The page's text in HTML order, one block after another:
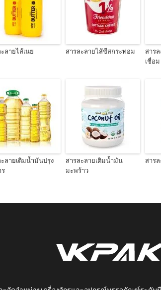
ลายไส้เนย สารละลายไส้ชีสกระท่อม
สาร
เชื่อม
ะลายเติมน้ำมันปรุง
ร
สารละลายเติมน้ำมัน
มะพร้าว
สาร